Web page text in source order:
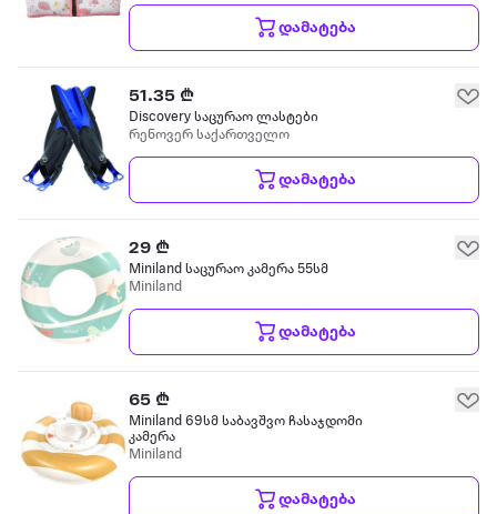
დამატება
51.35 ₾
Discovery საცურაო ლასტები
რენოვერ საქართველო
დამატება
29 ₾
Miniland საცურაო კამერა 55სმ
Miniland
დამატება
65 ₾
Miniland 69სმ საბავშვო ჩასაჯდომი
კამერა
Miniland
დამატება